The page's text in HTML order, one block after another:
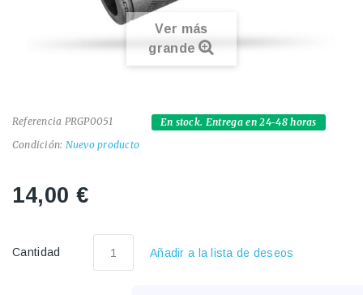
Ver más
grande
Referencia PRGP0051
Condición: Nuevo producto
En stock. Entrega en 24-48 horas
14,00 €
Cantidad Añadir a la lista de deseos